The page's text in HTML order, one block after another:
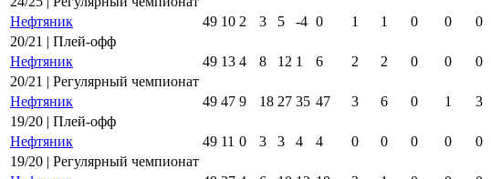
Нефтяник
49 10 2 3 5 -4 0 1 1 0 0 0
20/21 | Плей-офф
Нефтяник
49 13 4 8 12 1 6 2 2 0 0 0
20/21 | Регулярный чемпионат
Нефтяник
49 47 9 18 27 35 47 3 6 0 1 3
19/20 | Плей-офф
Нефтяник
49 11 0 3 3 4 4 0 0 0 0 0
19/20 | Регулярный чемпионат